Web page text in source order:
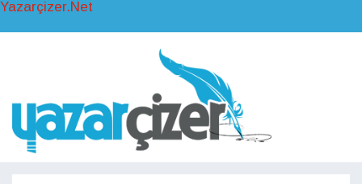
Yazarçizer.Net